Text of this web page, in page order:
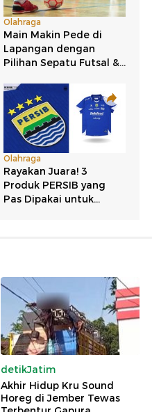
detikJatim
Akhir Hidup Kru Sound
Horeg di Jember Tewas